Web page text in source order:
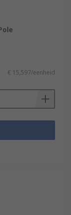
€ 15,597/eenheid